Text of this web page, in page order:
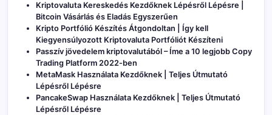
Kriptovaluta Kereskedés Kezdőknek Lépésről Lépésre |
Bitcoin Vásárlás és Eladás Egyszerűen
Kripto Portfólió Készítés Átgondoltan | Így kell
Kiegyensúlyozott Kriptovaluta Portfóliót Készíteni
Passzív jövedelem kriptovalutából – Íme a 10 legjobb Copy
Trading Platform 2022-ben
MetaMask Használata Kezdőknek | Teljes Útmutató
Lépésről Lépésre
PancakeSwap Használata Kezdőknek | Teljes Útmutató
Lépésről Lépésre